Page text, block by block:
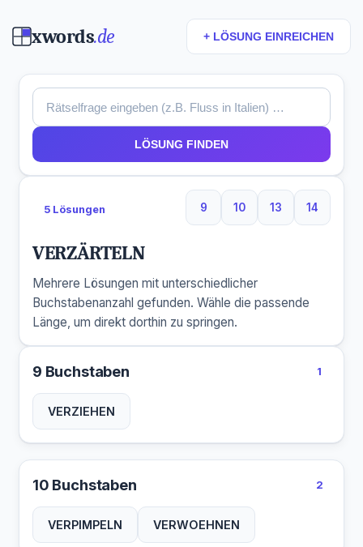
xwords.de + LÖSUNG EINREICHEN
LÖSUNG FINDEN
5 Lösungen 9
9 Buchstaben
10
10 Buchstaben
13
13 Buchstaben
14
14
VERZÄRTELN
Mehrere Lösungen mit unterschiedlicher
Buchstabenanzahl gefunden. Wähle die passende
Länge, um direkt dorthin zu springen.
9 Buchstaben 1
VERZIEHEN
10 Buchstaben 2
VERPIMPELN VERWOEHNEN